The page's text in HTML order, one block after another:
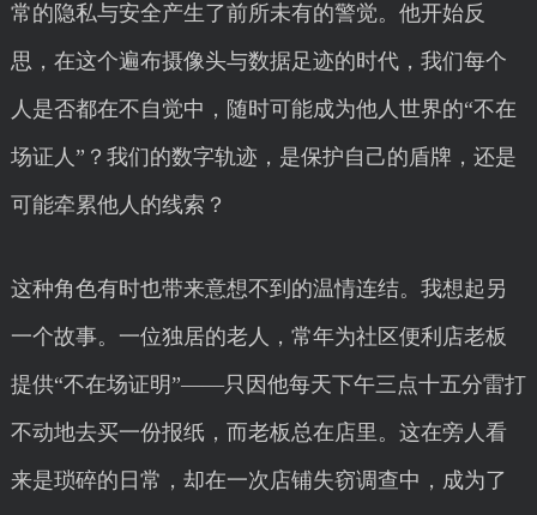
常的隐私与安全产生了前所未有的警觉。他开始反
思，在这个遍布摄像头与数据足迹的时代，我们每个
人是否都在不自觉中，随时可能成为他人世界的“不在
场证人”？我们的数字轨迹，是保护自己的盾牌，还是
可能牵累他人的线索？
这种角色有时也带来意想不到的温情连结。我想起另
一个故事。一位独居的老人，常年为社区便利店老板
提供“不在场证明”——只因他每天下午三点十五分雷打
不动地去买一份报纸，而老板总在店里。这在旁人看
来是琐碎的日常，却在一次店铺失窃调查中，成为了